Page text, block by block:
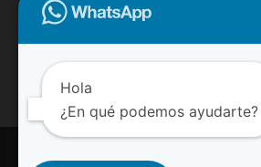
Economía
Nacionales
Dragado
Hola
¿En qué podemos ayudarte?